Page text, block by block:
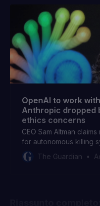
OpenAI to work
Anthropic dropped
ethics concerns
CEO Sam Altman
for autonomous killing
The Guardian